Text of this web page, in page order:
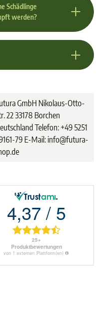
Schädlinge
werden?
GmbH Nikolaus-Otto-
22 33178 Borchen
Telefon: +49 5251
79 E-Mail: info@futura-
5 Sternen